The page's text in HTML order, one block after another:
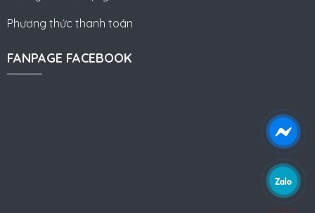
Phương thức thanh toán
FANPAGE FACEBOOK